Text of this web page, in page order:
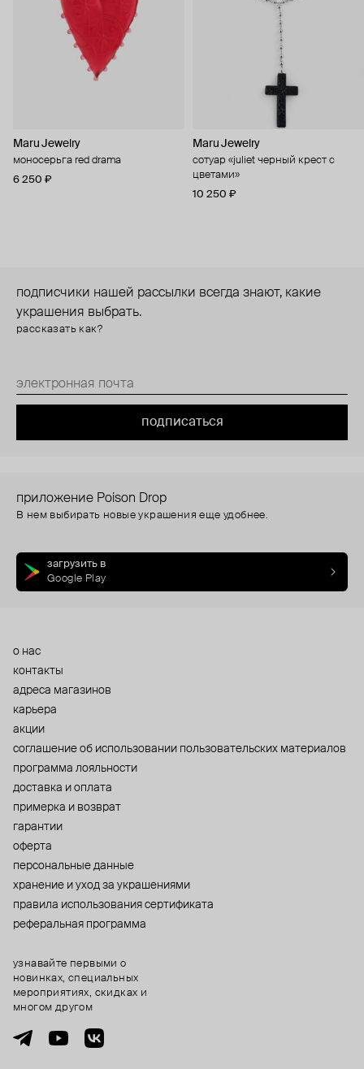
Maru Jewelry
моносерьга red drama
6 250 ₽
Maru Jewelry
сотуар «juliet черный крест с
цветами»
10 250 ₽
подписчики нашей рассылки всегда знают, какие
украшения выбрать.
рассказать как?
подписаться
приложение Poison Drop
В нем выбирать новые украшения еще удобнее.
загрузить в
Google Play
о нас
контакты
адреса магазинов
карьера
акции
cоглашение об использовании пользовательских материалов
программа лояльности
доставка и оплата
примерка и возврат
гарантии
оферта
персональные данные
хранение и уход за украшениями
правила использования сертификата
реферальная программа
узнавайте первыми о
новинках, специальных
мероприятиях, скидках и
многом другом